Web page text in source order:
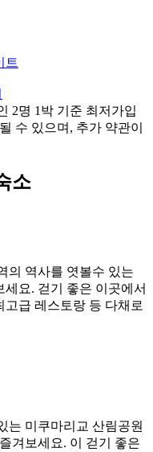
트
2명 1박 기준 최저가입
수 있으며, 추가 약관이
소
의 역사를 엿볼수 있는
요. 걷기 좋은 이곳에서
고급 레스토랑 등 다채로
는 미쿠마리교 산림공원
겨보세요. 이 걷기 좋은